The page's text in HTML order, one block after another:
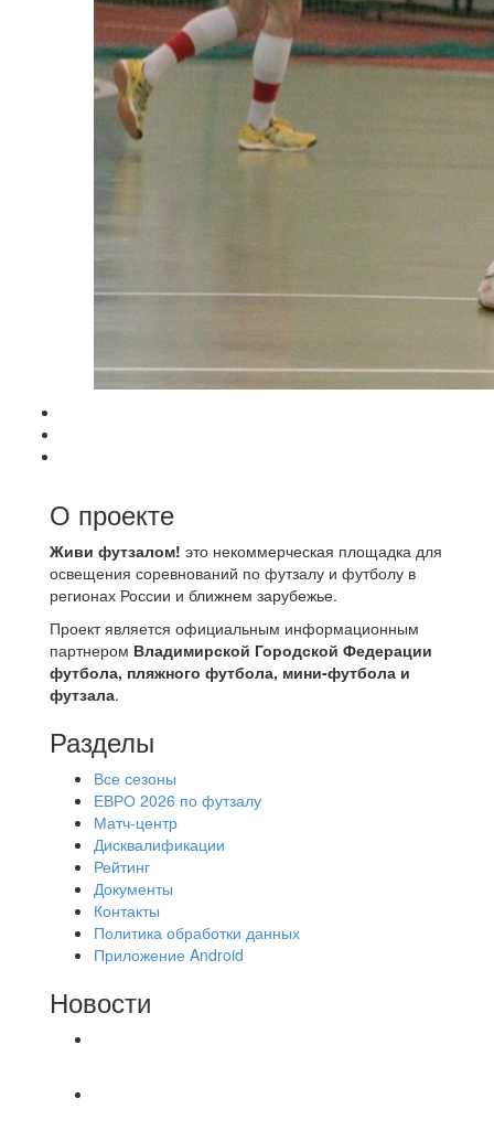
О проекте
Живи футзалом! это некоммерческая площадка для
освещения соревнований по футзалу и футболу в
регионах России и ближнем зарубежье.
Проект является официальным информационным
партнером Владимирской Городской Федерации
футбола, пляжного футбола, мини-футбола и
футзала.
Разделы
Все сезоны
ЕВРО 2026 по футзалу
Матч-центр
Дисквалификации
Рейтинг
Документы
Контакты
Политика обработки данных
Приложение Android
Новости